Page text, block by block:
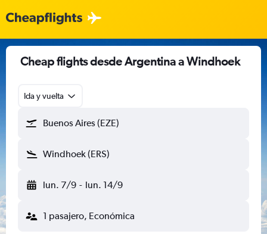
Cheap flights desde Argentina a Windhoek
Ida y vuelta
Buenos Aires (EZE)
Windhoek (ERS)
lun. 7/9 - lun. 14/9
1 pasajero, Económica